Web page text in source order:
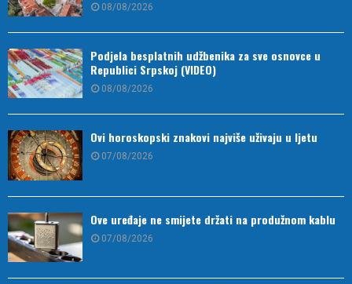
08/08/2026
Podjela besplatnih udžbenika za sve osnovce u
Republici Srpskoj (VIDEO)
08/08/2026
Ovi horoskopski znakovi najviše uživaju u ljetu
07/08/2026
Ove uređaje ne smijete držati na produžnom kablu
07/08/2026